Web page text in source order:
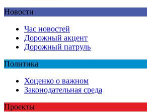
Новости
Час новостей
Дорожный акцент
Дорожный патруль
Политика
Хоценко о важном
Законодательная среда
Проекты